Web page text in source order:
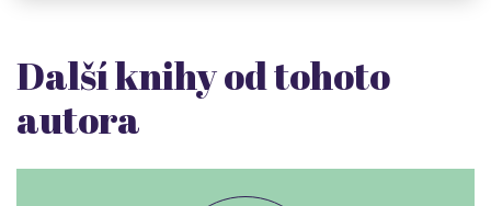
Další knihy od tohoto
autora